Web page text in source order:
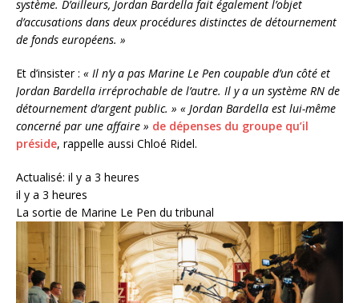
système. D’ailleurs, Jordan Bardella fait également l’objet
d’accusations dans deux procédures distinctes de détournement
de fonds européens. »
Et d’insister : « Il n’y a pas Marine Le Pen coupable d’un côté et
Jordan Bardella irréprochable de l’autre. Il y a un système RN de
détournement d’argent public. » « Jordan Bardella est lui-même
concerné par une affaire » de dépenses du groupe qu’il
préside, rappelle aussi Chloé Ridel.
Actualisé: il y a 3 heures
il y a 3 heures
La sortie de Marine Le Pen du tribunal